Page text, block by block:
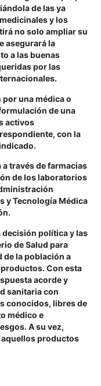
de las ya
y los
no solo ampliar su
asegurará la
a las buenas
por las
una médica o
de una
activos
con la
través de farmacias
de los laboratorios
y Tecnología Médica
decisión política y las
de Salud para
de la población a
Con esta
acorde y
sanitaria con
conocidos, libres de
médico e
A su vez,
productos